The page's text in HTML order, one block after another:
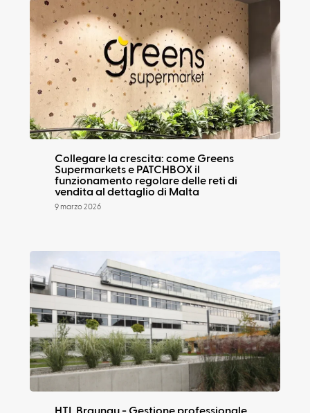
Collegare la crescita: come Greens
Supermarkets e PATCHBOX il
funzionamento regolare delle reti di
vendita al dettaglio di Malta
9 marzo 2026